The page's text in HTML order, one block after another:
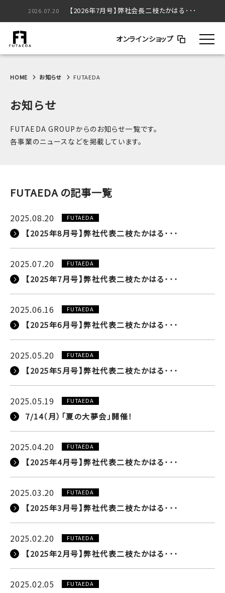
オンラインショップ
2026.05.20 【2026年5月号】弊社会長二枝たかはる･･･
2026.07.20 【2026年7月号】弊社会長二枝たかはる･･･
HOME お知らせ FUTAEDA
お知らせ
FUTAEDA GROUPからのお知らせ一覧です。
各事業のニュースなどを掲載しています。
FUTAEDA の記事一覧
2025.08.20 FUTAEDA
【2025年8月号】弊社代表二枝たかはる･･･
2025.07.20 FUTAEDA
【2025年7月号】弊社代表二枝たかはる･･･
2025.06.16 FUTAEDA
【2025年6月号】弊社代表二枝たかはる･･･
2025.05.20 FUTAEDA
【2025年5月号】弊社代表二枝たかはる･･･
2025.05.19 FUTAEDA
7/14（月）「夏の大夢会」開催！
2025.04.20 FUTAEDA
【2025年4月号】弊社代表二枝たかはる･･･
2025.03.20 FUTAEDA
【2025年3月号】弊社代表二枝たかはる･･･
2025.02.20 FUTAEDA
【2025年2月号】弊社代表二枝たかはる･･･
2025.02.05 FUTAEDA